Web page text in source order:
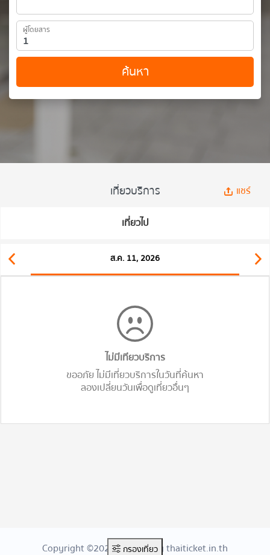
ผู้โดยสาร
ค้นหา
เที่ยวบริการ แชร์
เที่ยวไป
ส.ค. 11, 2026
ไม่มีเทียวบริการ
ขออภัย ไม่มีเที่ยวบริการในวันที่ค้นหา
ลองเปลี่ยนวันเพื่อดูเที่ยวอื่นๆ
กรองเที่ยว
Copyright ©2026 Created By thaiticket.in.th